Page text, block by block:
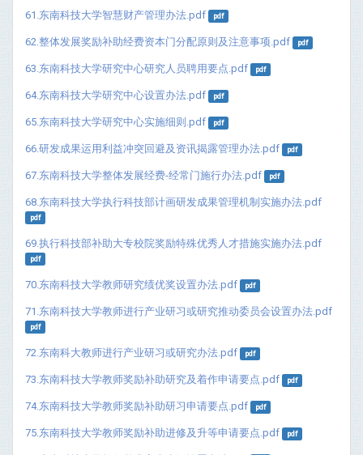
61.东南科技大学智慧财产管理办法.pdf pdf
62.整体发展奖励补助经费资本门分配原则及注意事项.pdf pdf
63.东南科技大学研究中心研究人员聘用要点.pdf pdf
64.东南科技大学研究中心设置办法.pdf pdf
65.东南科技大学研究中心实施细则.pdf pdf
66.研发成果运用利益冲突回避及资讯揭露管理办法.pdf pdf
67.东南科技大学整体发展经费-经常门施行办法.pdf pdf
68.东南科技大学执行科技部计画研发成果管理机制实施办法.pdf
pdf
69.执行科技部补助大专校院奖励特殊优秀人才措施实施办法.pdf
pdf
70.东南科技大学教师研究绩优奖设置办法.pdf pdf
71.东南科技大学教师进行产业研习或研究推动委员会设置办法.pdf
pdf
72.东南科大教师进行产业研习或研究办法.pdf pdf
73.东南科技大学教师奖励补助研究及着作申请要点.pdf pdf
74.东南科技大学教师奖励补助研习申请要点.pdf pdf
75.东南科技大学教师奖励补助进修及升等申请要点.pdf pdf